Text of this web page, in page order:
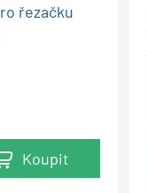
řezačku
Koupit